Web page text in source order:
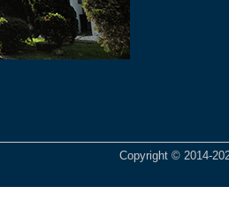
Copyright © 2014-